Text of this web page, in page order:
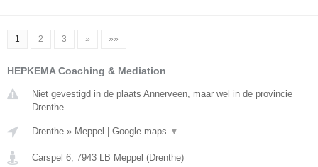
1 2 3 » »»
HEPKEMA Coaching & Mediation
Niet gevestigd in de plaats Annerveen, maar wel in de provincie
Drenthe.
Drenthe » Meppel Google maps ▼
Carspel 6, 7943 LB Meppel (Drenthe)